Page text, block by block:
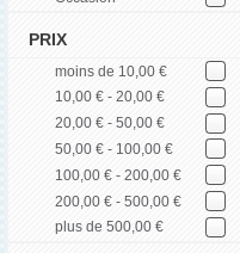
PRIX
moins de 10,00 €
10,00 € - 20,00 €
20,00 € - 50,00 €
50,00 € - 100,00 €
100,00 € - 200,00 €
200,00 € - 500,00 €
plus de 500,00 €